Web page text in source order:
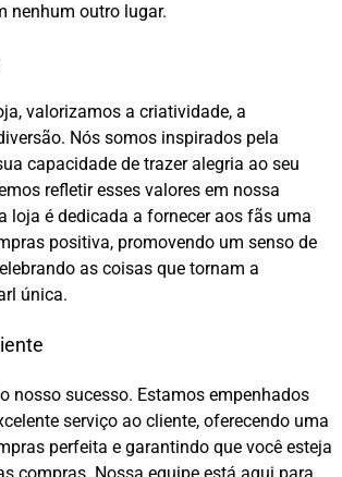
nenhum outro lugar.
valorizamos a criatividade, a
Nós somos inspirados pela
capacidade de trazer alegria ao seu
refletir esses valores em nossa
loja é dedicada a fornecer aos fãs uma
positiva, promovendo um senso de
as coisas que tornam a
única.
nosso sucesso. Estamos empenhados
serviço ao cliente, oferecendo uma
perfeita e garantindo que você esteja